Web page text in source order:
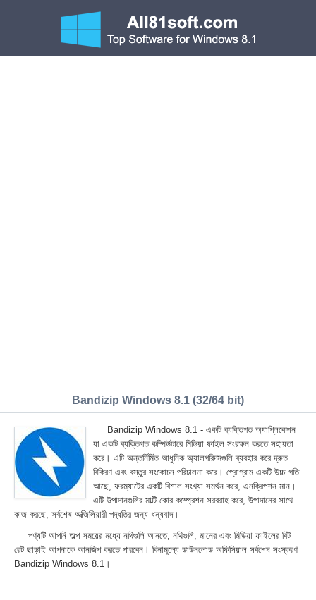
Bandizip Windows 8.1 (32/64 bit)
Bandizip Windows 8.1 - একটি ব্যক্তিগত অ্যাপ্লিকেশন
যা একটি ব্যক্তিগত কম্পিউটারে মিডিয়া ফাইল সংরক্ষন করতে সহায়তা
করে। এটি অন্তর্নির্মিত আধুনিক অ্যালগরিদমগুলি ব্যবহার করে দ্রুত
বিকিরণ এবং বস্তুর সংকোচন পরিচালনা করে। প্রোগ্রাম একটি উচ্চ গতি
আছে, ফরম্যাটের একটি বিশাল সংখ্যা সমর্থন করে, এনক্রিপশন মান।
এটি উপাদানগুলির মাল্টি-কোর কম্প্রেশন সরবরাহ করে, উপাদানের সাথে
কাজ করছে, সর্বশেষ অক্জিলিয়ারী পদ্ধতির জন্য ধন্যবাদ।
পণ্যটি আপনি অল্প সময়ের মধ্যে নথিগুলি আনতে, নথিগুলি, মানের এবং মিডিয়া ফাইলের বিট
রেট ছাড়াই আপনাকে আনজিপ করতে পারবেন। বিনামূল্যে ডাউনলোড অফিসিয়াল সর্বশেষ সংস্করণ
Bandizip Windows 8.1।